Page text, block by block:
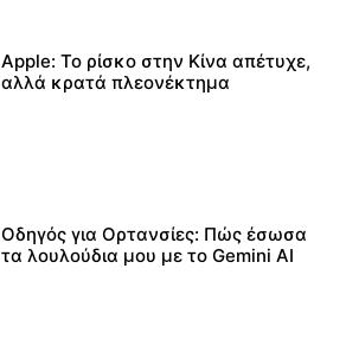
Apple: Το ρίσκο στην Κίνα απέτυχε,
αλλά κρατά πλεονέκτημα
Οδηγός για Ορτανσίες: Πώς έσωσα
τα λουλούδια μου με το Gemini AI